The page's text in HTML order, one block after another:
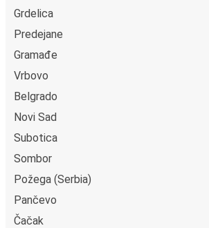
Grdelica
Predejane
Gramađe
Vrbovo
Belgrado
Novi Sad
Subotica
Sombor
Požega (Serbia)
Pančevo
Čačak